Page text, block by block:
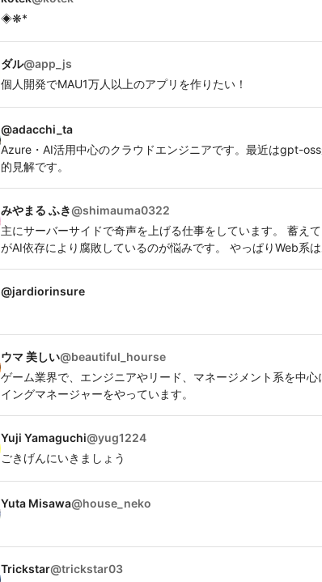
◈❋*
ダル@app_js
個人開発でMAU1万人以上のアプリを作りたい！
@adacchi_ta
Azure・AI活用中心のクラウドエンジニアです。最近はgpt-
的見解です。
みやまる ふき@shimauma0322
主にサーバーサイドで奇声を上げる仕事をしています。 蓄え
がAI依存により腐敗しているのが悩みです。 やっぱりWeb系は
@jardiorinsure
ウマ 美しい@beautiful_hourse
ゲーム業界で、エンジニアやリード、マネージメント系を中
イングマネージャーをやっています。
Yuji Yamaguchi@yug1224
ごきげんにいきましょう
Yuta Misawa@house_neko
Trickstar@trickstar03